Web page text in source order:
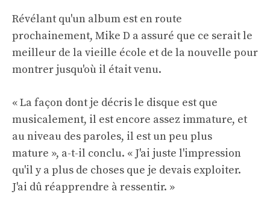
Révélant qu'un album est en route
prochainement, Mike D a assuré que ce serait le
meilleur de la vieille école et de la nouvelle pour
montrer jusqu'où il était venu.
« La façon dont je décris le disque est que
musicalement, il est encore assez immature, et
au niveau des paroles, il est un peu plus
mature », a-t-il conclu. « J'ai juste l'impression
qu'il y a plus de choses que je devais exploiter.
J'ai dû réapprendre à ressentir. »